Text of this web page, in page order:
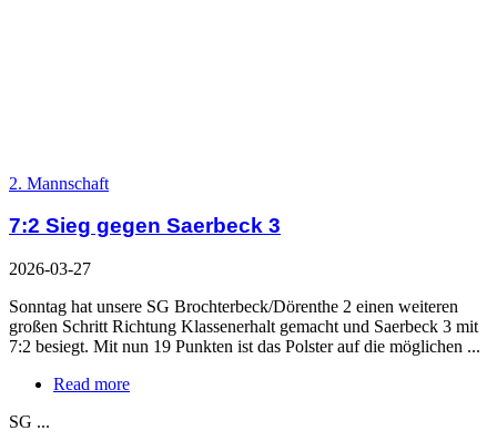
2. Mannschaft
7:2 Sieg gegen Saerbeck 3
2026-03-27
Sonntag hat unsere SG Brochterbeck/Dörenthe 2 einen weiteren
großen Schritt Richtung Klassenerhalt gemacht und Saerbeck 3 mit
7:2 besiegt. Mit nun 19 Punkten ist das Polster auf die möglichen ...
Read more
SG ...